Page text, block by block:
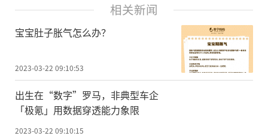
相关新闻
宝宝肚子胀气怎么办？
2023-03-22 09:10:53
出生在“数字”罗马，非典型车企
「极氪」用数据穿透能力象限
2023-03-22 09:10:15